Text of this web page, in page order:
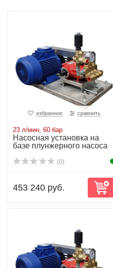
избранное сравнить
23 л/мин, 60 бар
Насосная установка на
базе плунжерного насоса
(0)
453 240 руб.